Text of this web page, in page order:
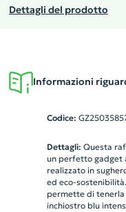
Dettagli del prodotto
Informazioni
Codice:
Dettagli: Questa
un perfetto gadget
realizzato in
ed eco-
permette di tenerla
inchiostro blu